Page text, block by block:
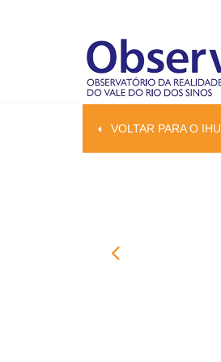
VOLTAR PARA O IHU